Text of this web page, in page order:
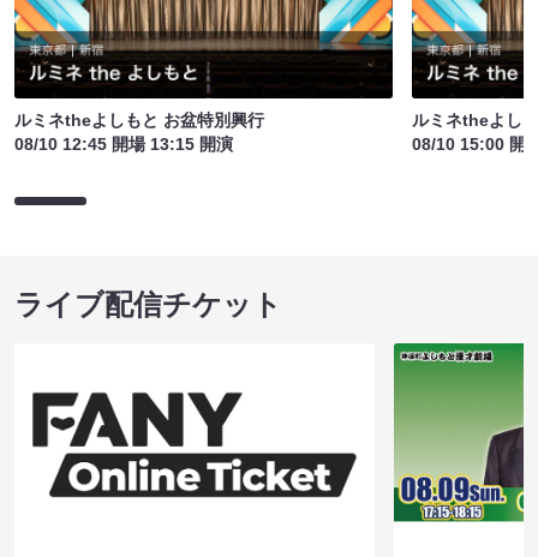
ルミネtheよしもと お盆特別興行
08/10 12:45 開場 13:15 開演
ルミネtheよし
08/10 15:00 開
ライブ配信チケット